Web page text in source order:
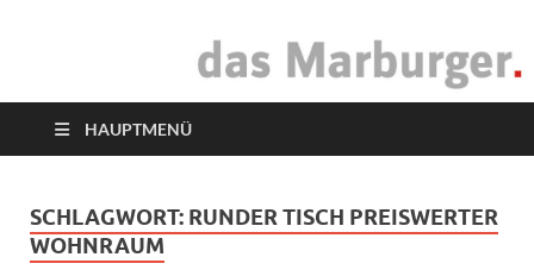
das Marburger.
HAUPTMENÜ
SCHLAGWORT: RUNDER TISCH PREISWERTER
WOHNRAUM